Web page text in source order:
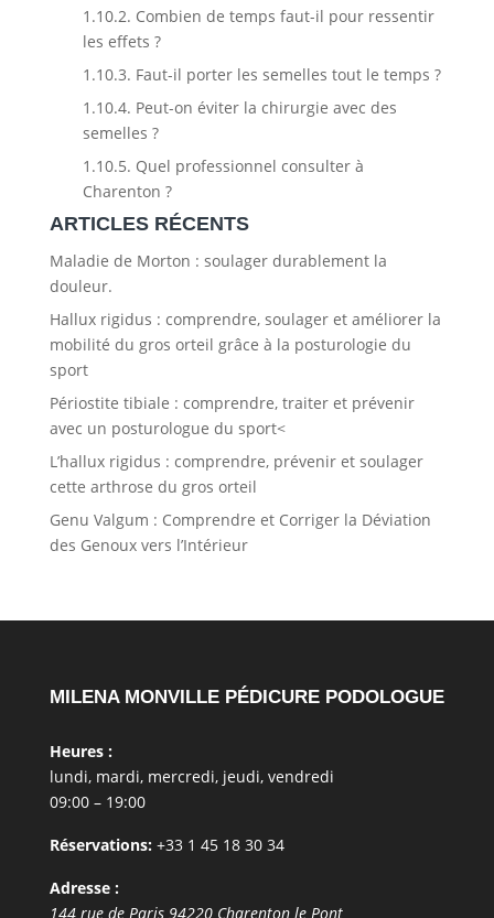
1.10.2. Combien de temps faut-il pour ressentir
les effets ?
1.10.3. Faut-il porter les semelles tout le temps ?
1.10.4. Peut-on éviter la chirurgie avec des
semelles ?
1.10.5. Quel professionnel consulter à
Charenton ?
ARTICLES RÉCENTS
Maladie de Morton : soulager durablement la
douleur.
Hallux rigidus : comprendre, soulager et améliorer la
mobilité du gros orteil grâce à la posturologie du
sport
Périostite tibiale : comprendre, traiter et prévenir
avec un posturologue du sport<
L’hallux rigidus : comprendre, prévenir et soulager
cette arthrose du gros orteil
Genu Valgum : Comprendre et Corriger la Déviation
des Genoux vers l’Intérieur
MILENA MONVILLE PÉDICURE PODOLOGUE
Heures :
lundi, mardi, mercredi, jeudi, vendredi
09:00 – 19:00
Réservations: +33 1 45 18 30 34
Adresse :
144 rue de Paris 94220 Charenton le Pont